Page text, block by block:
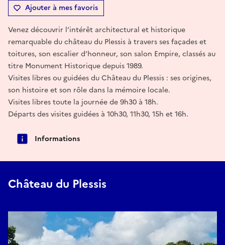
Ajouter à mes favoris
Venez découvrir l’intérêt architectural et historique
remarquable du château du Plessis à travers ses façades et
toitures, son escalier d’honneur, son salon Empire, classés au
titre Monument Historique depuis 1989.
Visites libres ou guidées du Château du Plessis : ses origines,
son histoire et son rôle dans la mémoire locale.
Visites libres toute la journée de 9h30 à 18h.
Départs des visites guidées à 10h30, 11h30, 15h et 16h.
Informations
Château du Plessis